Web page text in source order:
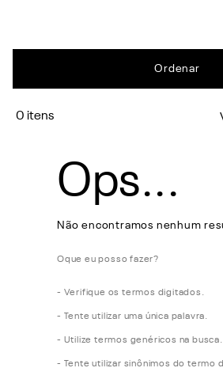
0
Verifique os termos digitados.
Tente utilizar uma única palavra.
Utilize termos genéricos na busca.
Tente utilizar sinônimos do termo